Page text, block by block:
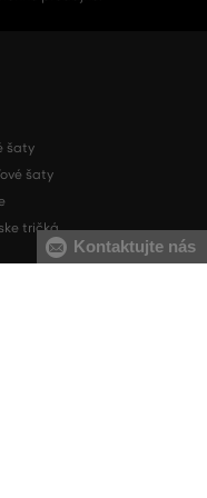
šaty
šaty
tričká
Kontaktujte nás